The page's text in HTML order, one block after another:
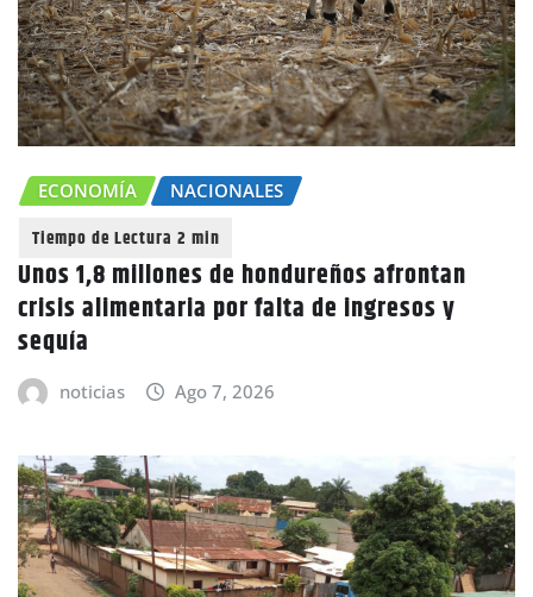
ECONOMÍA NACIONALES
Unos 1,8 millones de hondureños afrontan
crisis alimentaria por falta de ingresos y
sequía
noticias Ago 7, 2026